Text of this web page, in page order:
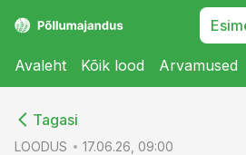
Avaleht Kõik lood Arvamused
Tagasi
LOODUS 17.06.26, 09:00